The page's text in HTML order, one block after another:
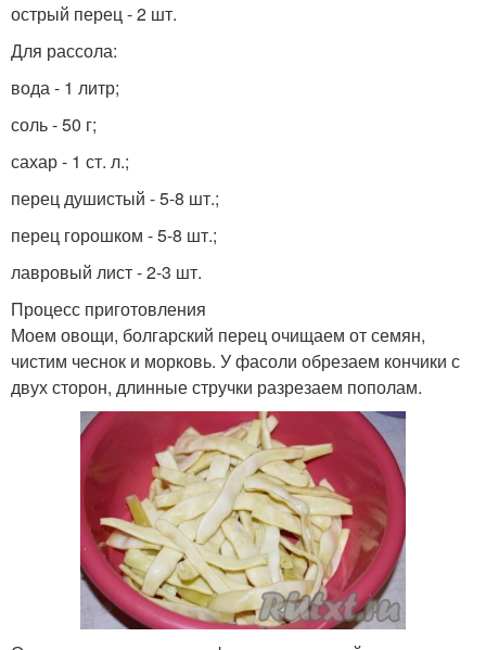
острый перец - 2 шт.
Для рассола:
вода - 1 литр;
соль - 50 г;
сахар - 1 ст. л.;
перец душистый - 5-8 шт.;
перец горошком - 5-8 шт.;
лавровый лист - 2-3 шт.
Процесс приготовления
Моем овощи, болгарский перец очищаем от семян,
чистим чеснок и морковь. У фасоли обрезаем кончики с
двух сторон, длинные стручки разрезаем пополам.